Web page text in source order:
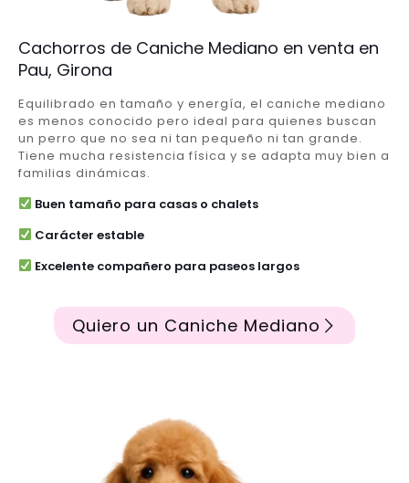
Cachorros de Caniche Mediano en venta en
Pau, Girona
Equilibrado en tamaño y energía, el caniche mediano
es menos conocido pero ideal para quienes buscan
un perro que no sea ni tan pequeño ni tan grande.
Tiene mucha resistencia física y se adapta muy bien a
familias dinámicas.
Buen tamaño para casas o chalets
Carácter estable
Excelente compañero para paseos largos
Quiero un Caniche Mediano